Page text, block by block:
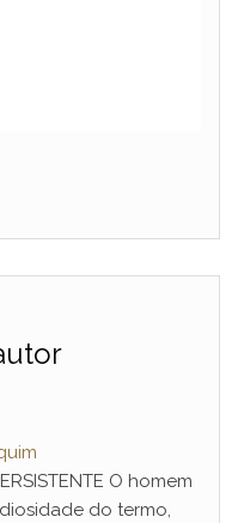
O homem
do termo,